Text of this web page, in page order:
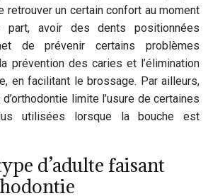
retrouver un certain confort au moment
part, avoir des dents positionnées
de prévenir certains problèmes
prévention des caries et l’élimination
en facilitant le brossage. Par ailleurs,
limite l’usure de certaines
utilisées lorsque la bouche est
d’adulte faisant